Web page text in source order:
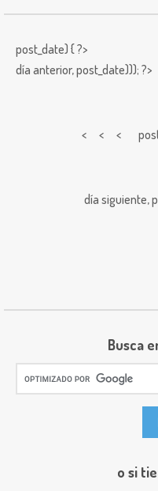
post_date) { ?>
día anterior,post_date))); ?>
< < <
día siguiente,
Busca
o si